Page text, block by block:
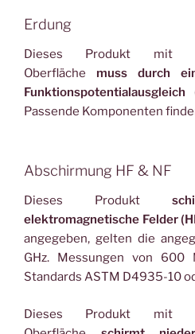
Erdung
Dieses Produkt mit
Oberfläche muss durch
Passende Komponenten
Abschirmung HF & NF
Dieses Produkt
elektromagnetische Felder
angegeben, gelten die
GHz. Messungen von
Standards ASTM D4935-10
Dieses Produkt mit